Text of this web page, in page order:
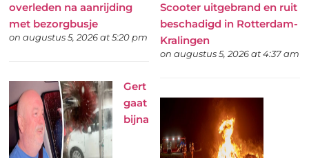
overleden na aanrijding
met bezorgbusje
on augustus 5, 2026 at 5:20 pm
Gert
gaat
bijna
Scooter uitgebrand en ruit
beschadigd in Rotterdam-
Kralingen
on augustus 5, 2026 at 4:37 am